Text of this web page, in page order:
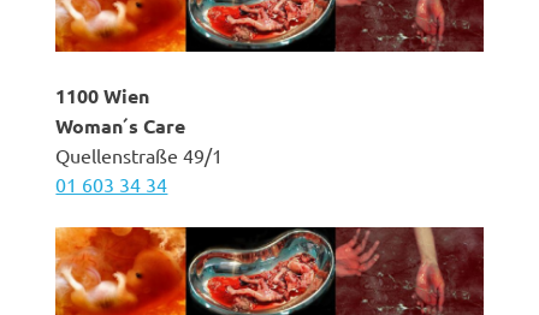
1100 Wien
Woman´s Care
Quellenstraße 49/1
01 603 34 34